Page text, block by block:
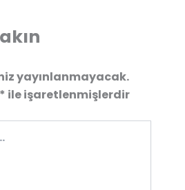
yayınlanmayacak.
* ile işaretlenmişlerdir